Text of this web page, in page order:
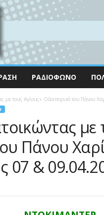
ΡΑΔΙΌΦΩΝΟ
με τους Αγίους» Οδοιπορικό του Πάνου
με
Πάνου
07 &